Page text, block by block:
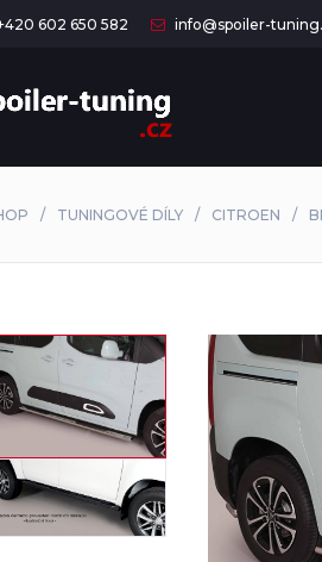
602 650 582 info@spoiler-
TUNINGOVÉ DÍLY CITROEN